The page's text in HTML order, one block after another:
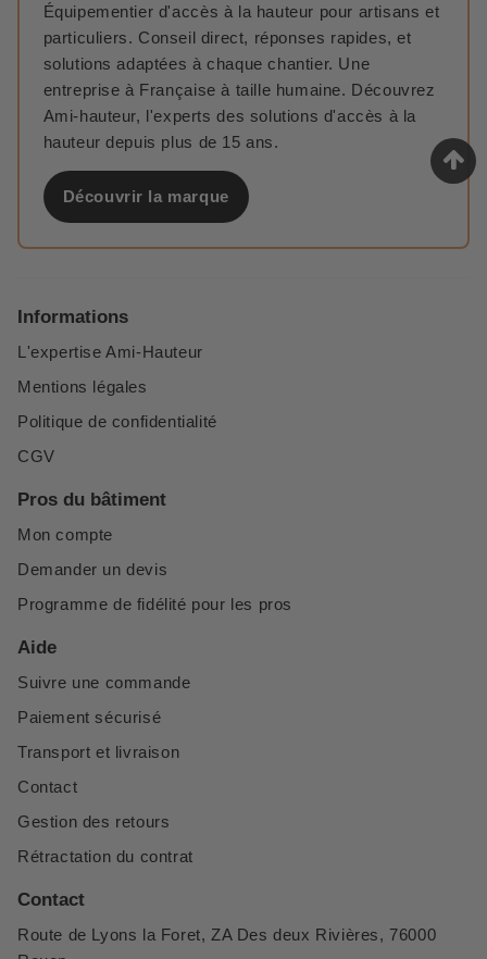
Équipementier d'accès à la hauteur pour artisans et
particuliers. Conseil direct, réponses rapides, et
solutions adaptées à chaque chantier. Une
entreprise à Française à taille humaine. Découvrez
Ami-hauteur, l'experts des solutions d'accès à la
hauteur depuis plus de 15 ans.
Découvrir la marque
Informations
L'expertise Ami-Hauteur
Mentions légales
Politique de confidentialité
CGV
Pros du bâtiment
Mon compte
Demander un devis
Programme de fidélité pour les pros
Aide
Suivre une commande
Paiement sécurisé
Transport et livraison
Contact
Gestion des retours
Rétractation du contrat
Contact
Route de Lyons la Foret, ZA Des deux Rivières, 76000